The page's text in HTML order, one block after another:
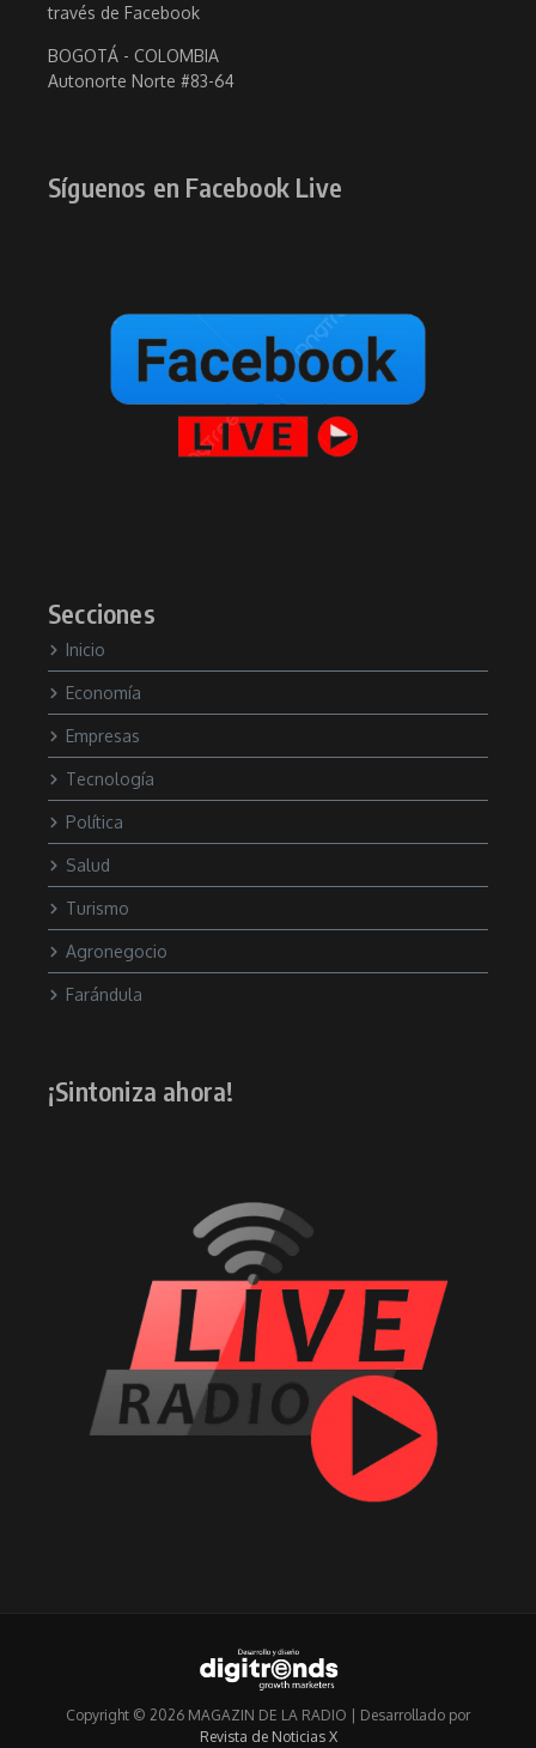
través de Facebook
BOGOTÁ - COLOMBIA
Autonorte Norte #83-64
Síguenos en Facebook Live
Secciones
Inicio
Economía
Empresas
Tecnología
Política
Salud
Turismo
Agronegocio
Farándula
¡Sintoniza ahora!
Copyright © 2026 MAGAZIN DE LA RADIO | Desarrollado por
Revista de Noticias X